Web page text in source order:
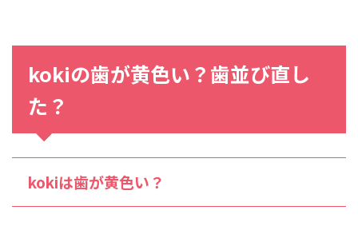
kokiの歯が黄色い？歯並び直し
た？
kokiは歯が黄色い？